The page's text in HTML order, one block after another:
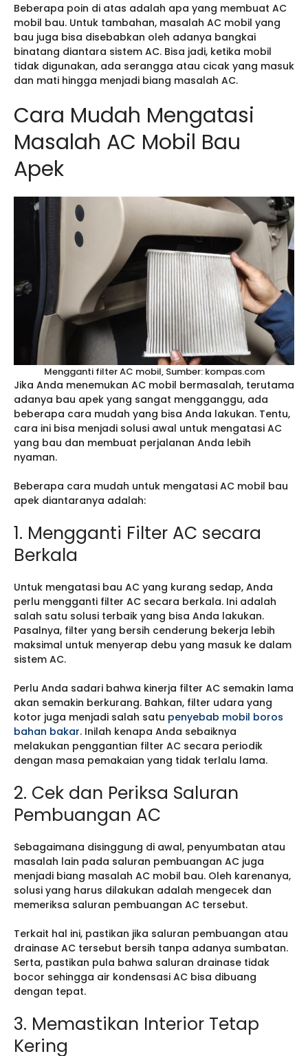
Beberapa poin di atas adalah apa yang membuat AC
mobil bau. Untuk tambahan, masalah AC mobil yang
bau juga bisa disebabkan oleh adanya bangkai
binatang diantara sistem AC. Bisa jadi, ketika mobil
tidak digunakan, ada serangga atau cicak yang masuk
dan mati hingga menjadi biang masalah AC.
Cara Mudah Mengatasi
Masalah AC Mobil Bau
Apek
Mengganti filter AC mobil, Sumber: kompas.com
Jika Anda menemukan AC mobil bermasalah, terutama
adanya bau apek yang sangat mengganggu, ada
beberapa cara mudah yang bisa Anda lakukan. Tentu,
cara ini bisa menjadi solusi awal untuk mengatasi AC
yang bau dan membuat perjalanan Anda lebih
nyaman.
Beberapa cara mudah untuk mengatasi AC mobil bau
apek diantaranya adalah:
1. Mengganti Filter AC secara
Berkala
Untuk mengatasi bau AC yang kurang sedap, Anda
perlu mengganti filter AC secara berkala. Ini adalah
salah satu solusi terbaik yang bisa Anda lakukan.
Pasalnya, filter yang bersih cenderung bekerja lebih
maksimal untuk menyerap debu yang masuk ke dalam
sistem AC.
Perlu Anda sadari bahwa kinerja filter AC semakin lama
akan semakin berkurang. Bahkan, filter udara yang
kotor juga menjadi salah satu penyebab mobil boros
bahan bakar. Inilah kenapa Anda sebaiknya
melakukan penggantian filter AC secara periodik
dengan masa pemakaian yang tidak terlalu lama.
2. Cek dan Periksa Saluran
Pembuangan AC
Sebagaimana disinggung di awal, penyumbatan atau
masalah lain pada saluran pembuangan AC juga
menjadi biang masalah AC mobil bau. Oleh karenanya,
solusi yang harus dilakukan adalah mengecek dan
memeriksa saluran pembuangan AC tersebut.
Terkait hal ini, pastikan jika saluran pembuangan atau
drainase AC tersebut bersih tanpa adanya sumbatan.
Serta, pastikan pula bahwa saluran drainase tidak
bocor sehingga air kondensasi AC bisa dibuang
dengan tepat.
3. Memastikan Interior Tetap
Kering